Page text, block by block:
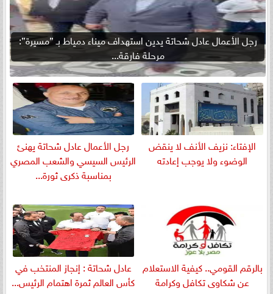
رجل الأعمال عادل شحاتة يدين استهداف ميناء دمياط بـ ”مسيرة”:
مرحلة فارقة...
الإفتاء: نزيف الأنف لا ينقض
الوضوء ولا يوجب إعادته
رجل الأعمال عادل شحاتة يهنئ
الرئيس السيسي والشعب المصري
بمناسبة ذكرى ثورة...
بالرقم القومي.. كيفية الاستعلام
عن شكاوى تكافل وكرامة
عادل شحاتة : إنجاز المنتخب في
كأس العالم ثمرة اهتمام الرئيس...